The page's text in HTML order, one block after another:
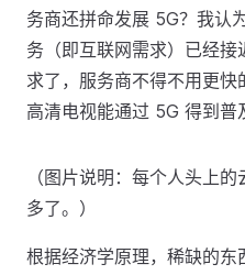
务商还拼命发展 5G？我认
务（即互联网需求）已经
求了，服务商不得不用更
高清电视能通过 5G 得到普
（图片说明：每个人头上
多了。）
根据经济学原理，稀缺的东